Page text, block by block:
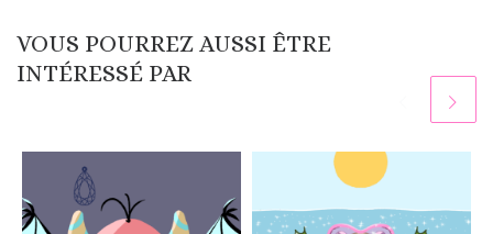
VOUS POURREZ AUSSI ÊTRE
INTÉRESSÉ PAR